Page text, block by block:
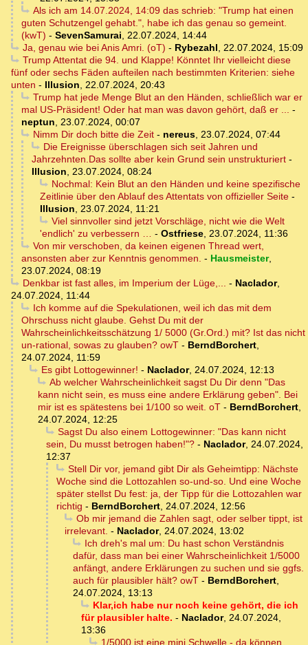
Als ich am 14.07.2024, 14:09 das schrieb: "Trump hat einen
guten Schutzengel gehabt.", habe ich das genau so gemeint.
(kwT) - SevenSamurai, 22.07.2024, 14:44
Ja, genau wie bei Anis Amri. (oT) - Rybezahl, 22.07.2024, 15:09
Trump Attentat die 94. und Klappe! Könntet Ihr vielleicht diese
fünf oder sechs Fäden aufteilen nach bestimmten Kriterien: siehe
unten - Illusion, 22.07.2024, 20:43
Trump hat jede Menge Blut an den Händen, schließlich war er
mal US-Präsident! Oder hat man was davon gehört, daß er ... -
neptun, 23.07.2024, 00:07
Nimm Dir doch bitte die Zeit- nereus, 23.07.2024, 07:44
Die Ereignisse überschlagen sich seit Jahren und
Jahrzehnten.Das sollte aber kein Grund sein unstrukturiert -
Illusion, 23.07.2024, 08:24
Nochmal: Kein Blut an den Händen und keine spezifische
Zeitlinie über den Ablauf des Attentats von offizieller Seite -
Illusion, 23.07.2024, 11:21
Viel sinnvoller sind jetzt Vorschläge, nicht wie die Welt
'endlich' zu verbessern … - Ostfriese, 23.07.2024, 11:36
Von mir verschoben, da keinen eigenen Thread wert,
ansonsten aber zur Kenntnis genommen. - Hausmeister,
23.07.2024, 08:19
Denkbar ist fast alles, im Imperium der Lüge,... - Naclador,
24.07.2024, 11:44
Ich komme auf die Spekulationen, weil ich das mit dem
Ohrschuss nicht glaube. Gehst Du mit der
Wahrscheinlichkeitsschätzung 1/ 5000 (Gr.Ord.) mit? Ist das nicht
un-rational, sowas zu glauben? owT - BerndBorchert,
24.07.2024, 11:59
Es gibt Lottogewinner! - Naclador, 24.07.2024, 12:13
Ab welcher Wahrscheinlichkeit sagst Du Dir denn "Das
kann nicht sein, es muss eine andere Erklärung geben". Bei
mir ist es spätestens bei 1/100 so weit. oT - BerndBorchert,
24.07.2024, 12:25
Sagst Du also einem Lottogewinner: "Das kann nicht
sein, Du musst betrogen haben!"? - Naclador, 24.07.2024,
12:37
Stell Dir vor, jemand gibt Dir als Geheimtipp: Nächste
Woche sind die Lottozahlen so-und-so. Und eine Woche
später stellst Du fest: ja, der Tipp für die Lottozahlen war
richtig - BerndBorchert, 24.07.2024, 12:56
Ob mir jemand die Zahlen sagt, oder selber tippt, ist
irrelevant. - Naclador, 24.07.2024, 13:02
Ich dreh's mal um: Du hast schon Verständnis
dafür, dass man bei einer Wahrscheinlichkeit 1/5000
anfängt, andere Erklärungen zu suchen und sie ggfs.
auch für plausibler hält? owT - BerndBorchert,
24.07.2024, 13:13
Klar,ich habe nur noch keine gehört, die ich
für plausibler halte. - Naclador, 24.07.2024,
13:36
1/5000 ist eine mini Schwelle - da können